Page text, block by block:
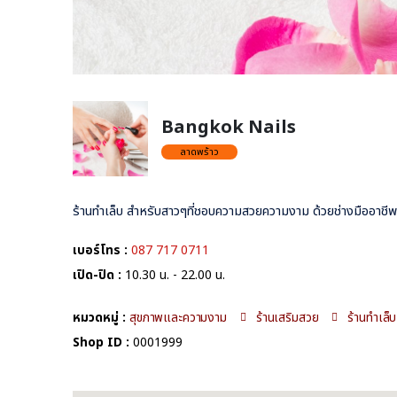
Bangkok Nails
ลาดพร้าว
ร้านทำเล็บ สำหรับสาวๆที่ชอบความสวยความงาม ด้วยช่างมืออา
เบอร์โทร : 087 717 0711
เปิด-ปิด : 10.30 น. - 22.00 น.
หมวดหมู่ : สุขภาพและความงาม ร้านเสริมสวย
ร้านทำเล็บ
Shop ID : 0001999